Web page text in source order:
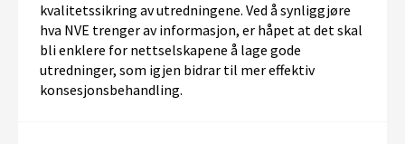
kvalitetssikring av utredningene. Ved å synliggjøre
hva NVE trenger av informasjon, er håpet at det skal
bli enklere for nettselskapene å lage gode
utredninger, som igjen bidrar til mer effektiv
konsesjonsbehandling.